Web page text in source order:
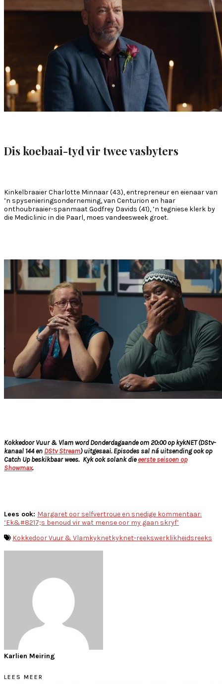
Dis koebaai-tyd vir twee vasbyters
KinkelbraaierCharlotte Minnaar (43),entrepreneur en eienaar van
’n spysenieringsonderneming, van Centurion en haar
onthoubraaier-spanmaat Godfrey Davids (41), ’n tegniese klerk by
die Mediclinic in die Paarl, moes vandeesweek groet.
Kokkedoor Vuur & Vlam word Donderdagaande om 20:00 op kykNET (DStv-
kanaal 144en DStv Stream) uitgesaai. Episodes sal ná uitsending ook op
Catch Up beskikbaar wees. Kyk ook solank dieeerste seisoen op
Showmax.
Lees ook: Margaret oor selfvertroue en snedige kommentaar:
‘Ek&#8217;s benoud vir wat mense oor my gaan skryf’
Kokkedoor Vuur & Vlamkyknetkyknet-reekswerklikheidsreeks
Karlien Meiring
LEES MEER